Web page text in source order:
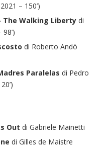
– 150’)
The Walking Liberty di
di Roberto Andò
Paralelas di Pedro
Out di Gabriele Mainetti
di Gilles de Maistre